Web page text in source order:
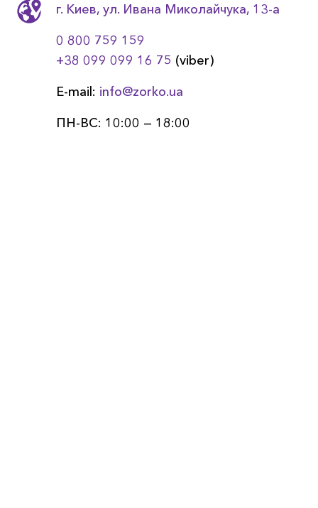
г. Киев, ул. Ивана Миколайчука, 13-a
0 800 759 159
+38 099 099 16 75 (viber)
E-mail: info@zorko.ua
ПН-ВС: 10:00 — 18:00